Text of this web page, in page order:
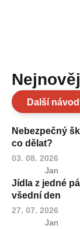
Další
Nebezpečný
co dělat?
03. 08. 2026
Jan
Jídla z jedné
všední den
27. 07. 2026
Jan